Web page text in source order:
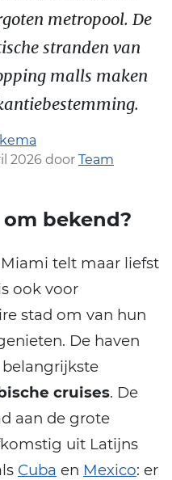
metropool. De
stranden van
malls maken
2026 door Team
bekend?
telt maar liefst
ook voor
stad om van hun
De haven
cruises. De
aan de grote
uit Latijns
Cuba en Mexico: er